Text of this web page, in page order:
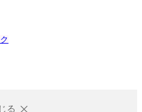
る